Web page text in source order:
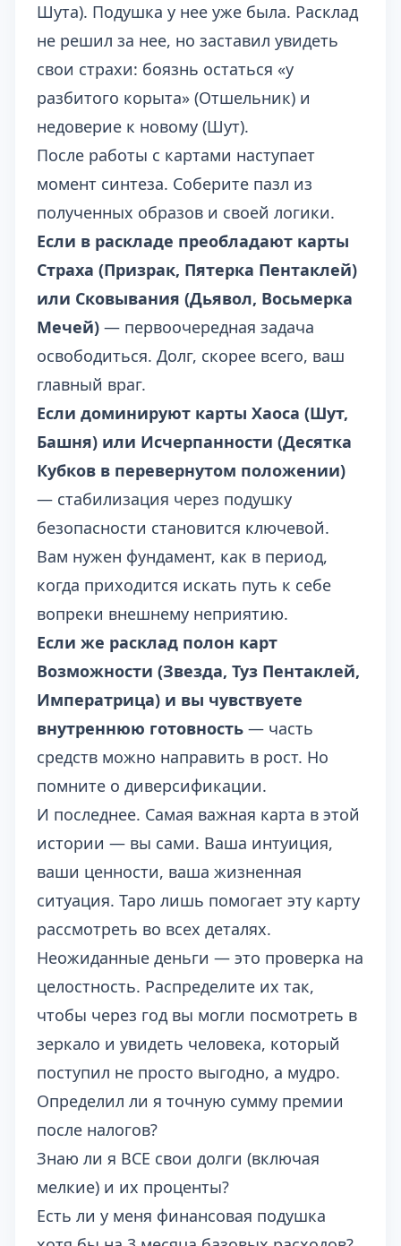
Шута). Подушка у нее уже была. Расклад
не решил за нее, но заставил увидеть
свои страхи: боязнь остаться «у
разбитого корыта» (Отшельник) и
недоверие к новому (Шут).
После работы с картами наступает
момент синтеза. Соберите пазл из
полученных образов и своей логики.
Если в раскладе преобладают карты
Страха (Призрак, Пятерка Пентаклей)
или Сковывания (Дьявол, Восьмерка
Мечей) — первоочередная задача
освободиться. Долг, скорее всего, ваш
главный враг.
Если доминируют карты Хаоса (Шут,
Башня) или Исчерпанности (Десятка
Кубков в перевернутом положении)
— стабилизация через подушку
безопасности становится ключевой.
Вам нужен фундамент, как в период,
когда приходится искать путь к себе
вопреки внешнему неприятию.
Если же расклад полон карт
Возможности (Звезда, Туз Пентаклей,
Императрица) и вы чувствуете
внутреннюю готовность — часть
средств можно направить в рост. Но
помните о диверсификации.
И последнее. Самая важная карта в этой
истории — вы сами. Ваша интуиция,
ваши ценности, ваша жизненная
ситуация. Таро лишь помогает эту карту
рассмотреть во всех деталях.
Неожиданные деньги — это проверка на
целостность. Распределите их так,
чтобы через год вы могли посмотреть в
зеркало и увидеть человека, который
поступил не просто выгодно, а мудро.
Определил ли я точную сумму премии
после налогов?
Знаю ли я ВСЕ свои долги (включая
мелкие) и их проценты?
Есть ли у меня финансовая подушка